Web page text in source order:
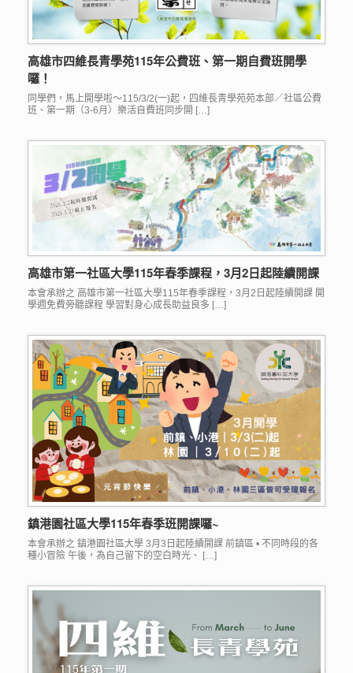
高雄市四維長青學苑115年公費班、第一期自費班開學
囉！
同學們，馬上開學啦～115/3/2(一)起，四維長青學苑苑本部／社區公費
班、第一期（3-6月）樂活自費班同步開 […]
高雄市第一社區大學115年春季課程，3月2日起陸續開課
本會承辦之 高雄市第一社區大學115年春季課程，3月2日起陸續開課 開
學週免費旁聽課程 學習對身心成長助益良多 […]
鎮港園社區大學115年春季班開課囉~
本會承辦之 鎮港園社區大學 3月3日起陸續開課 前鎮區 • 不同時段的各
種小冒險 午後，為自己留下的空白時光、 […]